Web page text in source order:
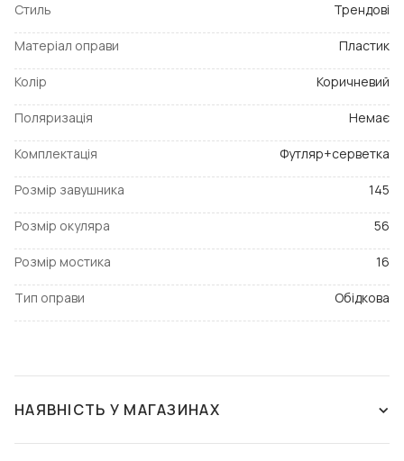
Стиль Трендові
Матеріал оправи Пластик
Колір Коричневий
Поляризація Немає
Комплектація Футляр+серветка
Розмір завушника 145
Розмір окуляра 56
Розмір мостика 16
Тип оправи Обідкова
НАЯВНІСТЬ У МАГАЗИНАХ